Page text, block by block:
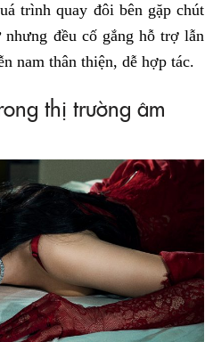
trình quay đôi bên gặp chút
đều cố gắng hỗ trợ lẫn
nam thân thiện, dễ hợp tác.
thị trường âm